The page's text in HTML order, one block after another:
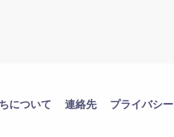
について 連絡先 プライバシー